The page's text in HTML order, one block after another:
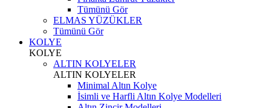
Tümünü Gör
ELMAS YÜZÜKLER
Tümünü Gör
KOLYE
KOLYE
ALTIN KOLYELER
ALTIN KOLYELER
Minimal Altın Kolye
İsimli ve Harfli Altın Kolye Modelleri